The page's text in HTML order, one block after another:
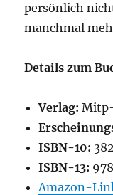
persönlich
manchmal
Details zum
Verlag:
ISBN-10:
ISBN-13:
Amazon-